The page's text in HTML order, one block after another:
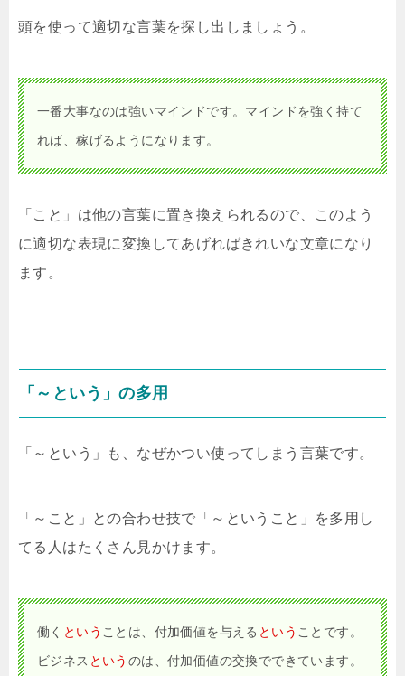
頭を使って適切な言葉を探し出しましょう。
一番大事なのは強いマインドです。マインドを強く持て
れば、稼げるようになります。
「こと」は他の言葉に置き換えられるので、このよう
に適切な表現に変換してあげればきれいな文章になり
ます。
「～という」の多用
「～という」も、なぜかつい使ってしまう言葉です。
「～こと」との合わせ技で「～ということ」を多用し
てる人はたくさん見かけます。
働く という ことは、付加価値を与える という ことです。
ビジネス という のは、付加価値の交換でできています。